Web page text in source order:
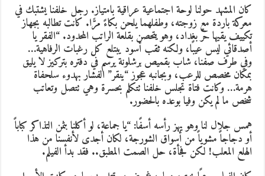
المشهد حولنا لوحة اجتماعية عراقية بامتياز. رجل خلفنا يشتبك في
باردة مع زوجته، وطفلهما يلحن بكاءً مرًّا. كانت تطالبه بجهاز
يقيها حرّ بغداد، وهو يتحصن بقلعة الراتب المحدود. “الفقر يا
ليس عيبًا، ولكنه ثقب أسود يبتلع كل رغبات الرفاهية…
طرف صفنا، شاب بقميص برشلونة يرسم في دفتره بتركيز لا يليق
مخصص للرعب، وبجانبه عجوز “ينقر” الفشار بهدوء سلحفاة
وكانت فتاة تجلس خلفنا تتكلم بحسرة وهي تتصل وتعاتب
ما لم يكن وفيا بوعده بالحضور.
جلال لنا وهو يهز رأسه أسفًا: “يا جماعة، لو أكلنا بثمن التذاكر كباباً
دجاجاً مشوياً من أسواق الشورجة، لكان أجدى لأنفسنا من هذا
المعلب! لكن فجأة، حل الصمت المطبق.. فقد بدأ الفيلم.